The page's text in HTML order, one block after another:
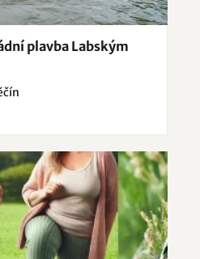
plavba Labským